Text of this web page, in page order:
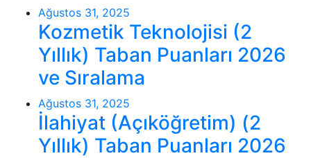
Ağustos 31, 2025
Kozmetik Teknolojisi (2
Yıllık) Taban Puanları 2026
ve Sıralama
Ağustos 31, 2025
İlahiyat (Açıköğretim) (2
Yıllık) Taban Puanları 2026